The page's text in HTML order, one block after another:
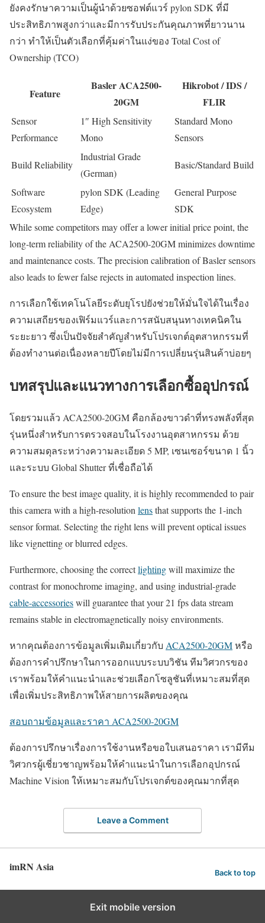
ยังคงรักษาความเป็นผู้นำด้วยซอฟต์แวร์ pylon SDK ที่มี
ประสิทธิภาพสูงกว่าและมีการรับประกันคุณภาพที่ยาวนาน
กว่า ทำให้เป็นตัวเลือกที่คุ้มค่าในแง่ของ Total Cost of
Ownership (TCO)
Feature
Basler ACA2500-
20GM
Hikrobot / IDS /
FLIR
Sensor
Performance
1″ High Sensitivity
Mono
Standard Mono
Sensors
Build Reliability
Industrial Grade
(German)
Basic/Standard Build
Software
Ecosystem
pylon SDK (Leading
Edge)
General Purpose
SDK
While some competitors may offer a lower initial price point, the
long-term reliability of the ACA2500-20GM minimizes downtime
and maintenance costs. The precision calibration of Basler sensors
also leads to fewer false rejects in automated inspection lines.
การเลือกใช้เทคโนโลยีระดับยุโรปยังช่วยให้มั่นใจได้ในเรื่อง
ความเสถียรของเฟิร์มแวร์และการสนับสนุนทางเทคนิคใน
ระยะยาว ซึ่งเป็นปัจจัยสำคัญสำหรับโปรเจกต์อุตสาหกรรมที่
ต้องทำงานต่อเนื่องหลายปีโดยไม่มีการเปลี่ยนรุ่นสินค้าบ่อยๆ
บทสรุปและแนวทางการเลือกซื้ออุปกรณ์
โดยรวมแล้ว ACA2500-20GM คือกล้องขาวดำที่ทรงพลังที่สุด
รุ่นหนึ่งสำหรับการตรวจสอบในโรงงานอุตสาหกรรม ด้วย
ความสมดุลระหว่างความละเอียด 5 MP, เซนเซอร์ขนาด 1 นิ้ว
และระบบ Global Shutter ที่เชื่อถือได้
To ensure the best image quality, it is highly recommended to pair
this camera with a high-resolutionlensthat supports the 1-inch
sensor format. Selecting the right lens will prevent optical issues
like vignetting or blurred edges.
Furthermore, choosing the correctlightingwill maximize the
contrast for monochrome imaging, and using industrial-grade
cable-accessorieswill guarantee that your 21 fps data stream
remains stable in electromagnetically noisy environments.
หากคุณต้องการข้อมูลเพิ่มเติมเกี่ยวกับ ACA2500-20GMหรือ
ต้องการคำปรึกษาในการออกแบบระบบวิชัน ทีมวิศวกรของ
เราพร้อมให้คำแนะนำและช่วยเลือกโซลูชันที่เหมาะสมที่สุด
เพื่อเพิ่มประสิทธิภาพให้สายการผลิตของคุณ
สอบถามข้อมูลและราคา ACA2500-20GM
ต้องการปรึกษาเรื่องการใช้งานหรือขอใบเสนอราคา เรามีทีม
วิศวกรผู้เชี่ยวชาญพร้อมให้คำแนะนำในการเลือกอุปกรณ์
Machine Vision ให้เหมาะสมกับโปรเจกต์ของคุณมากที่สุด
Leave a Comment
imRN Asia Back to top
Exit mobile version